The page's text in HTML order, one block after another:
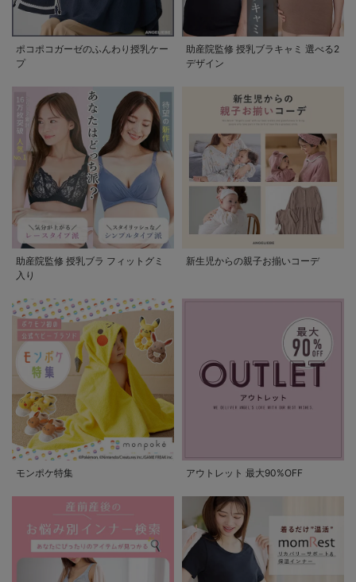
ポコポコガーゼのふんわり授乳ケー
プ
助産院監修 授乳ブラキャミ 選べる2
デザイン
助産院監修 授乳ブラ フィットグミ
入り
新生児からの親子お揃いコーデ
モンポケ特集 アウトレット 最大90%OFF